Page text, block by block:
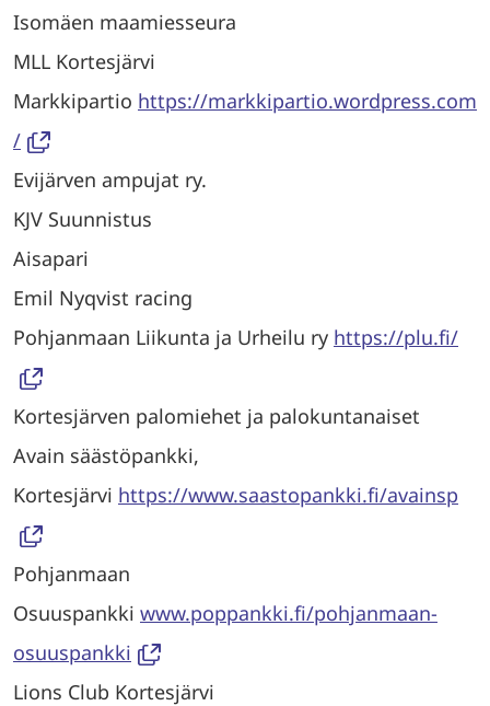
Isomäen maamiesseura
MLL Kortesjärvi
Markkipartio https://markkipartio.wordpress.com
/
Evijärven ampujat ry.
KJV Suunnistus
Aisapari
Emil Nyqvist racing
Pohjanmaan Liikunta ja Urheilu ry https://plu.fi/
Kortesjärven palomiehet ja palokuntanaiset
Avain säästöpankki,
Kortesjärvi https://www.saastopankki.fi/avainsp
Pohjanmaan
Osuuspankki www.poppankki.fi/pohjanmaan-
osuuspankki
Lions Club Kortesjärvi